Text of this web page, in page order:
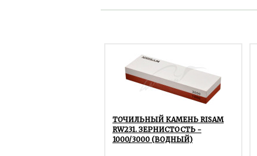
ТОЧИЛЬНЫЙ КАМЕНЬ RISAM
RW231. ЗЕРНИСТОСТЬ -
1000/3000 (ВОДНЫЙ)